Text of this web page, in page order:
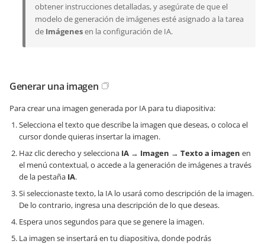
obtener instrucciones detalladas, y asegúrate de que el
modelo de generación de imágenes esté asignado a la tarea
de Imágenesen la configuración de IA.
Generar una imagen
Para crear una imagen generada por IA para tu diapositiva:
Selecciona el texto que describe la imagen que deseas, o coloca el
cursor donde quieras insertar la imagen.
Haz clic derecho y selecciona IA → Imagen → Texto a imagen en
el menú contextual, o accede a la generación de imágenes a través
de la pestaña IA.
Si seleccionaste texto, la IA lo usará como descripción de la imagen.
De lo contrario, ingresa una descripción de lo que deseas.
Espera unos segundos para que se genere la imagen.
La imagen se insertará en tu diapositiva, donde podrás